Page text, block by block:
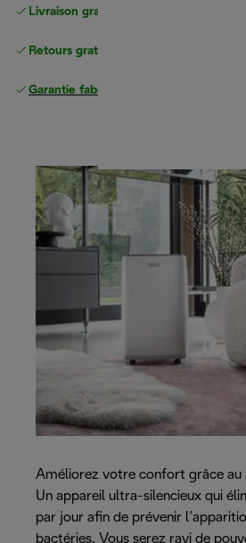
Livraison gratuite standard
Retours gratuits
Garantie fabricant complète
Améliorez votre confort grâce au
Un appareil ultra-silencieux qui
par jour afin de prévenir
bactéries. Vous serez ravi de